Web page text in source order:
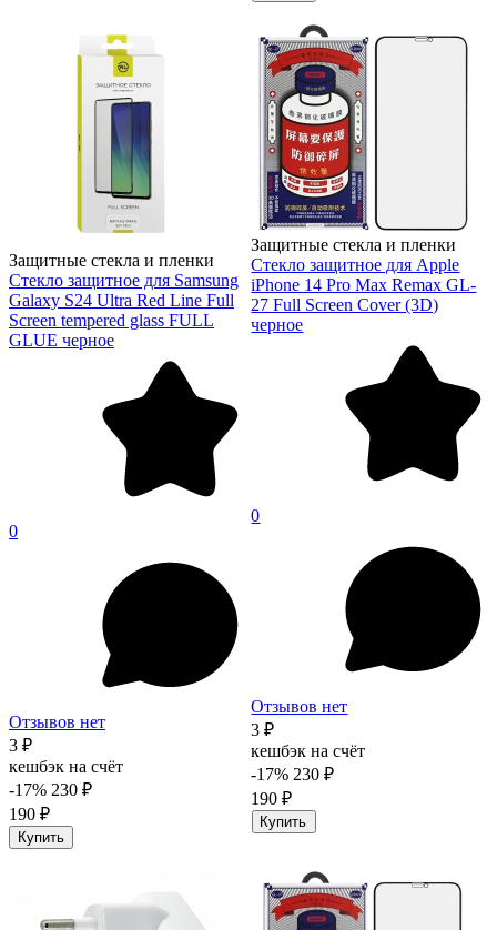
Защитные стекла и пленки
Стекло защитное для Samsung
Galaxy S24 Ultra Red Line Full
Screen tempered glass FULL
GLUE черное
0
Отзывов нет
3 ₽
кешбэк на счёт
-17% 230 ₽
190 ₽
Купить
Защитные стекла и пленки
Стекло защитное для Apple
iPhone 14 Pro Max Remax GL-
27 Full Screen Cover (3D)
черное
0
Отзывов нет
3 ₽
кешбэк на счёт
-17% 230 ₽
190 ₽
Купить